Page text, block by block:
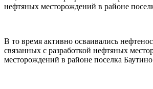
нефтяных месторождений в районе
В то время активно осваивались
связанных с разработкой нефтяных
месторождений в районе поселка